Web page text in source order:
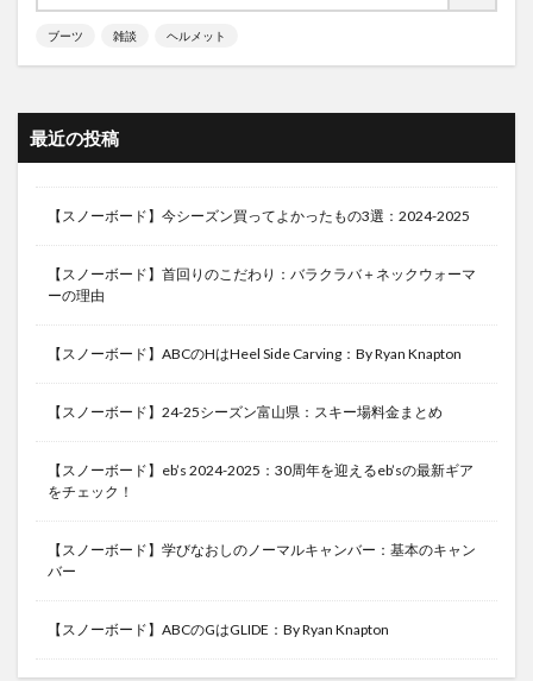
ブーツ 雑談 ヘルメット
最近の投稿
【スノーボード】今シーズン買ってよかったもの3選：2024-2025
【スノーボード】首回りのこだわり：バラクラバ＋ネックウォーマ
ーの理由
【スノーボード】ABCのHはHeel Side Carving：By Ryan Knapton
【スノーボード】24-25シーズン富山県：スキー場料金まとめ
【スノーボード】eb’s 2024-2025：30周年を迎えるeb’sの最新ギア
をチェック！
【スノーボード】学びなおしのノーマルキャンバー：基本のキャン
バー
【スノーボード】ABCのGはGLIDE：By Ryan Knapton